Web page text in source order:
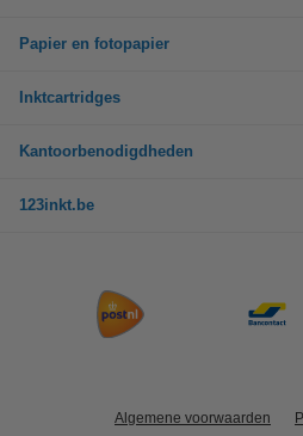
Papier en fotopapier
Inktcartridges
Kantoorbenodigdheden
123inkt.be
Algemene voorwaarden